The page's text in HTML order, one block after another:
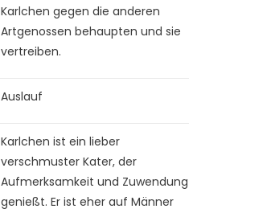
Karlchen gegen die anderen
Artgenossen behaupten und sie
vertreiben.
Auslauf
Karlchen ist ein lieber
verschmuster Kater, der
Aufmerksamkeit und Zuwendung
genießt. Er ist eher auf Männer